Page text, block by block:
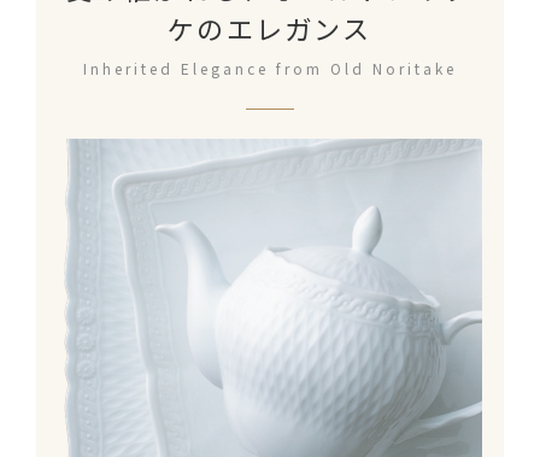
ケのエレガンス
Inherited Elegance from Old Noritake